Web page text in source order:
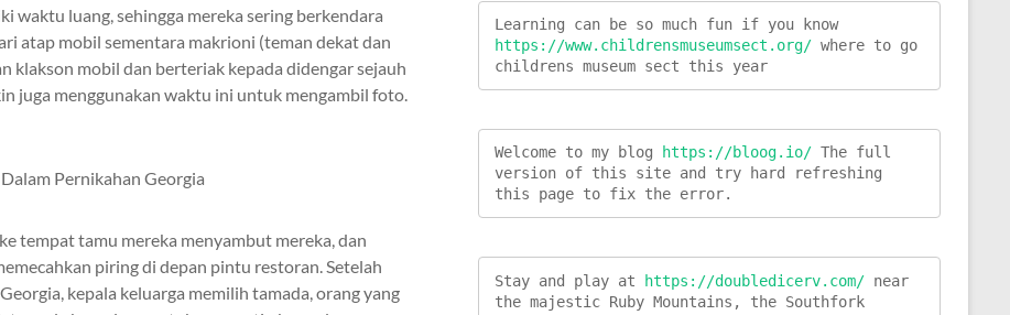
waktu luang, sehingga mereka sering berkendara
atap mobil sementara makrioni (teman dekat dan
klakson mobil dan berteriak kepada didengar sejauh
juga menggunakan waktu ini untuk mengambil foto.
tempat tamu mereka menyambut mereka, dan
piring di depan pintu restoran. Setelah
kepala keluarga memilih tamada, orang yang
Learning can be so much fun if you know
https://www.childrensmuseumsect.org/ where to go
childrens museum sect this year
Welcome to my blog https://bloog.io/ The full
version of this site and try hard refreshing
this page to fix the error.
Stay and play at https://doubledicerv.com/ near
the majestic Ruby Mountains, the Southfork